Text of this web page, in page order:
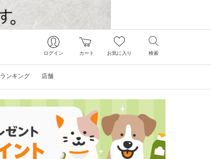
ログイン カート お気に入り 検索
ランキング 店舗